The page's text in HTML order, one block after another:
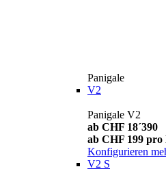
Panigale
V2
Panigale V2
ab CHF 18´390
ab CHF 199
Konfigurieren
V2 S